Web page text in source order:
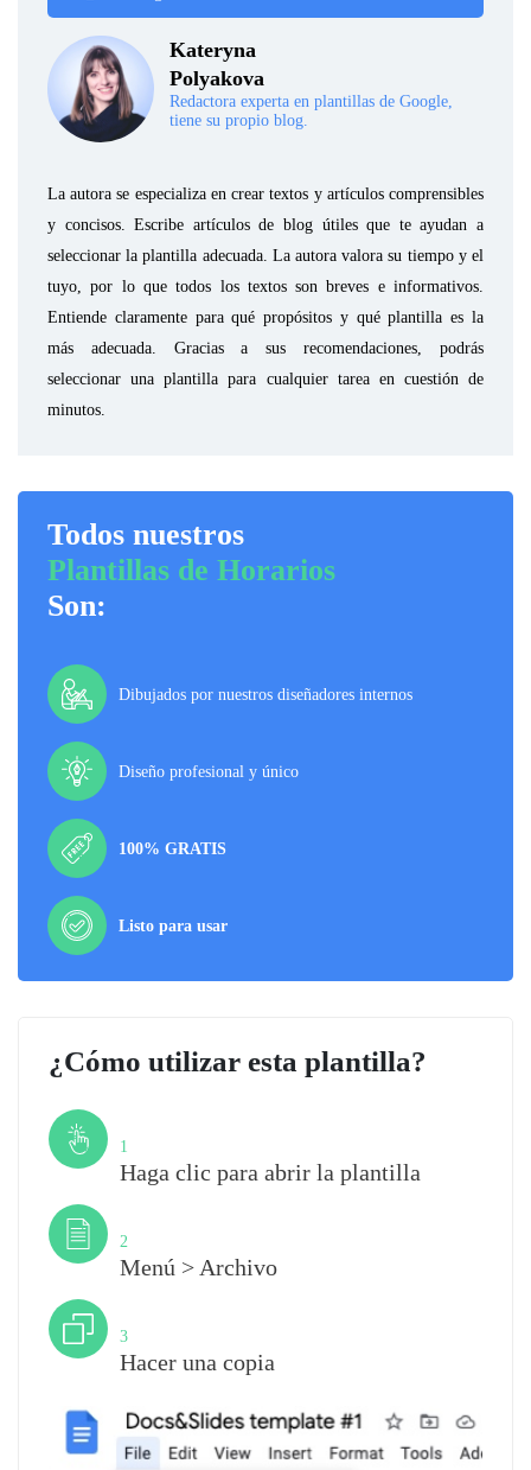
Kateryna
Polyakova
Redactora experta en plantillas de Google,
tiene su propio blog.
La autora se especializa en crear textos y artículos comprensibles
y concisos. Escribe artículos de blog útiles que te ayudan a
seleccionar la plantilla adecuada. La autora valora su tiempo y el
tuyo, por lo que todos los textos son breves e informativos.
Entiende claramente para qué propósitos y qué plantilla es la
más adecuada. Gracias a sus recomendaciones, podrás
seleccionar una plantilla para cualquier tarea en cuestión de
minutos.
Todos nuestros
Plantillas de Horarios
Son:
Dibujados por nuestros diseñadores internos
Diseño profesional y único
100% GRATIS
Listo para usar
¿Cómo utilizar esta plantilla?
1
Haga clic para abrir la plantilla
2
Menú > Archivo
3
Hacer una copia